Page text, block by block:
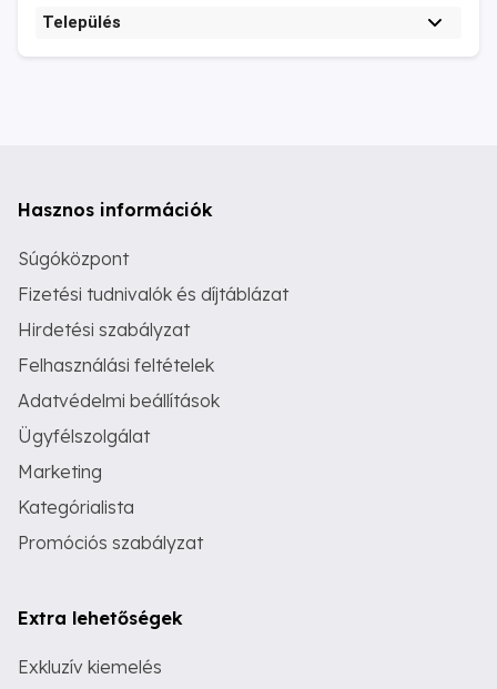
Település
Hasznos információk
Súgóközpont
Fizetési tudnivalók és díjtáblázat
Hirdetési szabályzat
Felhasználási feltételek
Adatvédelmi beállítások
Ügyfélszolgálat
Marketing
Kategórialista
Promóciós szabályzat
Extra lehetőségek
Exkluzív kiemelés